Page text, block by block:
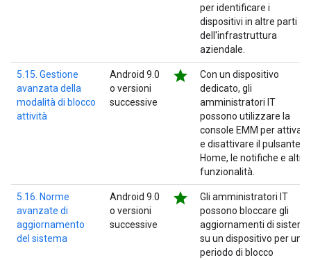
per identificare i
dispositivi in altre parti
dell'infrastruttura
aziendale.
5.15. Gestione
avanzata della
modalità di blocco
attività
Android 9.0
o versioni
successive
star
Con un dispositivo
dedicato, gli
amministratori IT
possono utilizzare la
console EMM per attivare
e disattivare il pulsante
Home, le notifiche e altre
funzionalità.
5.16. Norme
avanzate di
aggiornamento
del sistema
Android 9.0
o versioni
successive
star
Gli amministratori IT
possono bloccare gli
aggiornamenti di sistema
su un dispositivo per un
periodo di blocco